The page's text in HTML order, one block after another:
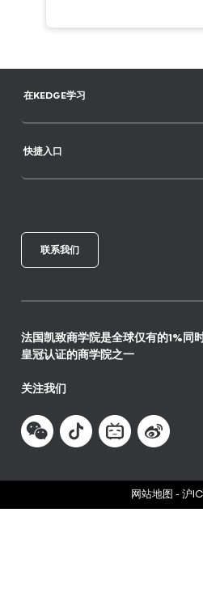
在KEDGE学习
快捷入口
联系我们
法国凯致商学院是全球仅有的1%同
皇冠认证的商学院之一
关注我们
网站地图 - 沪